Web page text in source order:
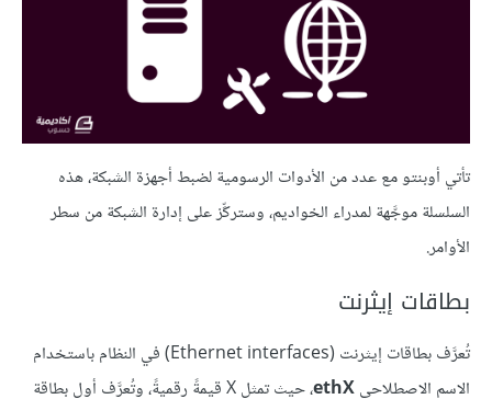
تأتي أوبنتو مع عدد من الأدوات الرسومية لضبط أجهزة الشبكة، هذه
السلسلة موجَّهة لمدراء الخواديم، وستركِّز على إدارة الشبكة من سطر
الأوامر.
بطاقات إيثرنت
تُعرَّف بطاقات إيثرنت (Ethernet interfaces) في النظام باستخدام
الاسم الاصطلاحيethX
، حيث تمثل X قيمةً رقميةً، وتُعرَّف أول بطاقة